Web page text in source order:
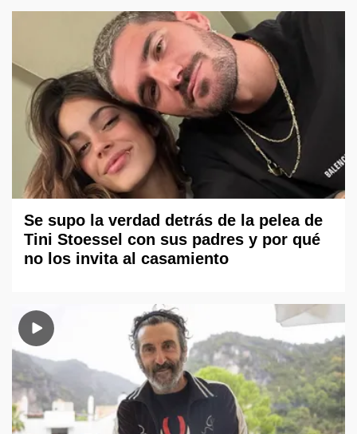
Se supo la verdad detrás de la pelea de
Tini Stoessel con sus padres y por qué
no los invita al casamiento